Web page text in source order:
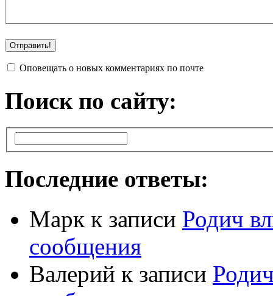
Оповещать о новых комментариях по почте
Поиск по сайту:
Последние ответы:
Марк к записи Родич
сообщения
Валерий к записи